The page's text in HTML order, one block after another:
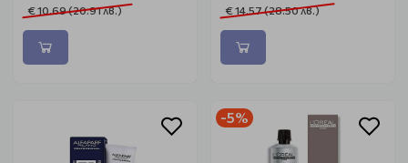
€ 10.69 (20.91 лв.) € 14.57 (28.50 лв.)
-5%